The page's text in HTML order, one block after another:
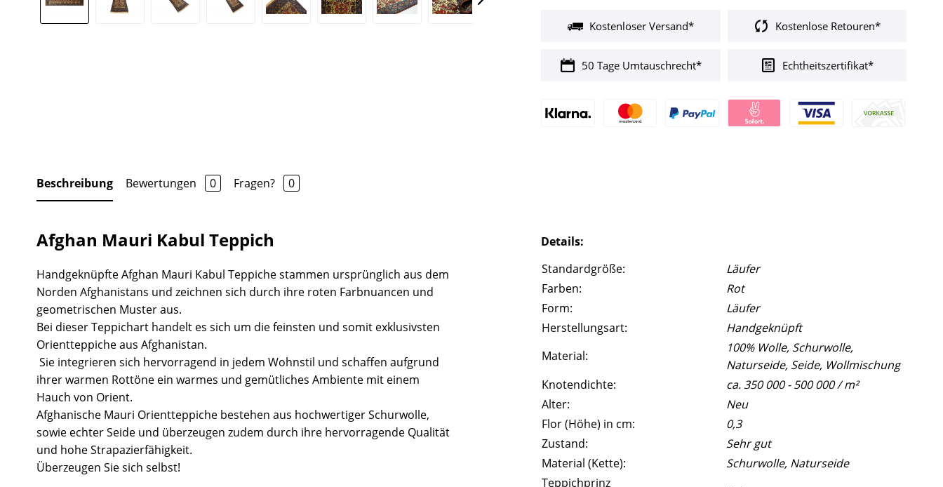
Kostenloser Versand* Kostenlose Retouren*
50 Tage Umtauschrecht* Echtheitszertifikat*
Beschreibung Bewertungen 0 Fragen? 0
Afghan Mauri Kabul Teppich
Handgeknüpfte Afghan Mauri Kabul Teppiche stammen ursprünglich aus dem
Norden Afghanistans und zeichnen sich durch ihre roten Farbnuancen und
geometrischen Muster aus.
Bei dieser Teppichart handelt es sich um die feinsten und somit exklusivsten
Orientteppiche aus Afghanistan.
Sie integrieren sich hervorragend in jedem Wohnstil und schaffen aufgrund
ihrer warmen Rottöne ein warmes und gemütliches Ambiente mit einem
Hauch von Orient.
Afghanische Mauri Orientteppiche bestehen aus hochwertiger Schurwolle,
sowie echter Seide und überzeugen zudem durch ihre hervorragende Qualität
und hohe Strapazierfähigkeit.
Überzeugen Sie sich selbst!
Details:
Standardgröße:
Läufer
Farben:
Rot
Form:
Läufer
Herstellungsart:
Handgeknüpft
Material:
100% Wolle, Schurwolle,
Naturseide, Seide, Wollmischung
Knotendichte:
ca. 350 000 - 500 000 / m²
Alter:
Neu
Flor (Höhe) in cm:
0,3
Zustand:
Sehr gut
Material (Kette):
Schurwolle, Naturseide
Teppichprinz